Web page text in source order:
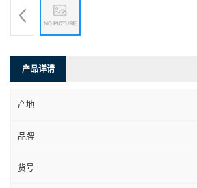
产品详请
产地
品牌
货号